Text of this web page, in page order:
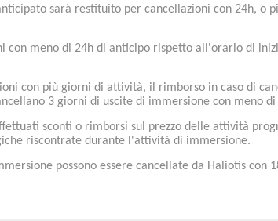
sarà restituito per cancellazioni con 24h,
con meno di 24h di anticipo rispetto all'orario di
con più giorni di attività, il rimborso in caso di
3 giorni di uscite di immersione con meno
sconti o rimborsi sul prezzo delle attività
riscontrate durante l'attività di immersione.
possono essere cancellate da Haliotis